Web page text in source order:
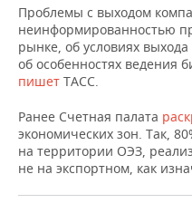
НЕФТЬ
ОПК
ТРАНСПОРТ
УСЛУГИ
IT
МЕДИА
ТЕЛЕКОММУНИКАЦИИ
НОВОСТИ
ВЫЕЗДНАЯ РЕДАКЦИЯ
БИЗНЕС-БРАНЧИ
ONLINE-КОНФЕРЕНЦИИ
СПОРТ
НОВОСТИ СПОРТА
ФУТБОЛ
ХОККЕЙ
ОБЩЕСТВО
НОВОСТИ ОБЩЕСТВА
ВЛАСТЬ
ФОТОГАЛЕРЕЯ
СЮЖЕТЫ
Проблемы с выходом
неинформированностью
рынке, об условиях
об особенностях ведения
пишет ТАСС.
Ранее Счетная палата
экономических зон. Так,
на территории ОЭЗ,
не на экспортном, как